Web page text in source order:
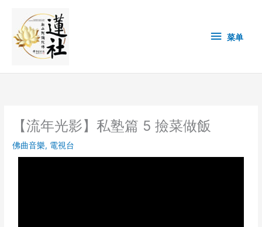
content
单 菜单
【流年光影】私塾篇 5 撿菜做飯
佛曲音樂, 電視台